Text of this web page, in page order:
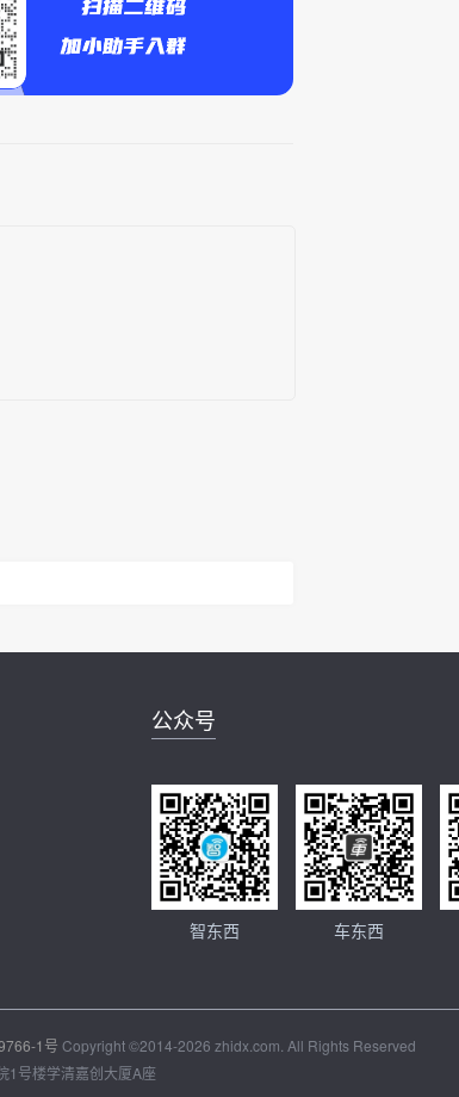
公众号
智东西 车东西
1号 Copyright ©2014-2026 zhidx.com. All Rights Reserved
1号楼学清嘉创大厦A座